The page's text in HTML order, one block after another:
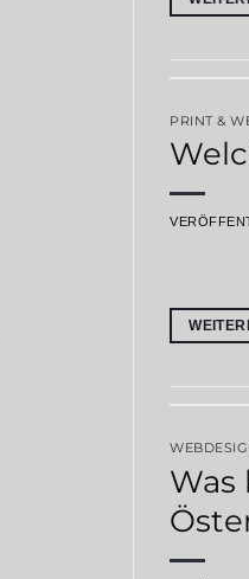
PRINT &
Was